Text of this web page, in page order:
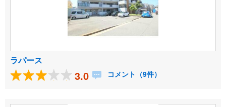
ラパース
3.0 コメント（9件）